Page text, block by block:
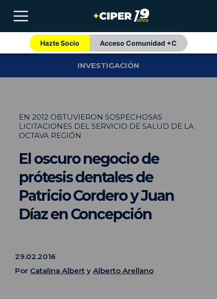
Hazte Socio Acceso Comunidad +C
INVESTIGACIÓN
EN 2012 OBTUVIERON SOSPECHOSAS
LICITACIONES DEL SERVICIO DE SALUD DE LA
OCTAVA REGIÓN
El oscuro negocio de
prótesis dentales de
Patricio Cordero y Juan
Díaz en Concepción
29.02.2016
Por Catalina Albert y Alberto Arellano